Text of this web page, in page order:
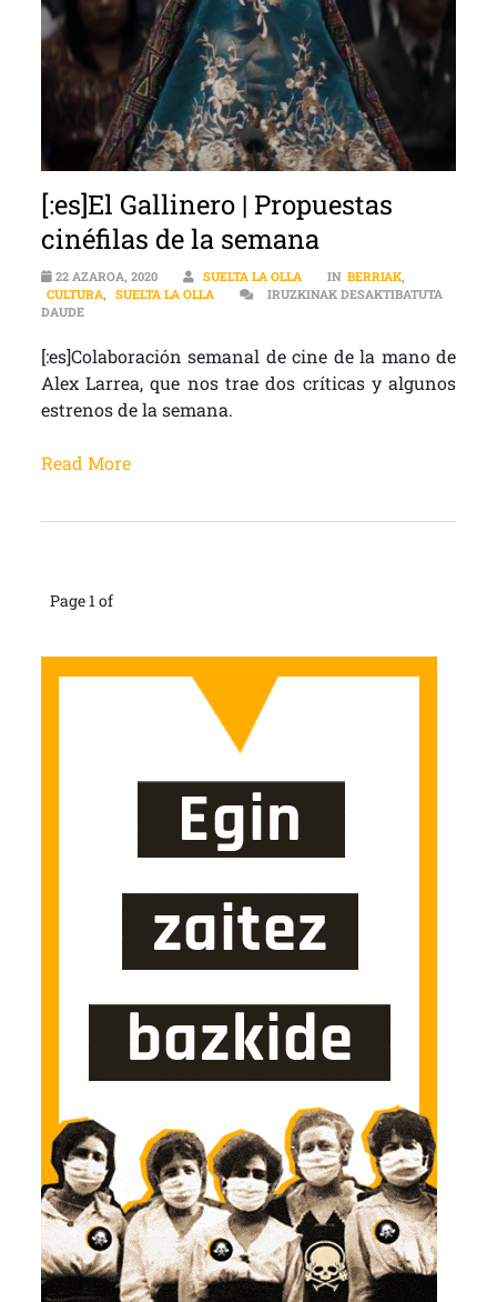
[:es]El Gallinero | Propuestas
cinéfilas de la semana
22 AZAROA, 2020 SUELTA LA OLLA IN BERRIAK,
CULTURA, SUELTA LA OLLA
IRUZKINAK DESAKTIBATUTA
DAUDE[:ES]EL GALLINERO | PROPUESTAS CINÉFILAS DE LA SEMANA
[:es]Colaboración semanal de cine de la mano de
Alex Larrea, que nos trae dos críticas y algunos
estrenos de la semana.
Read More
Page 1 of